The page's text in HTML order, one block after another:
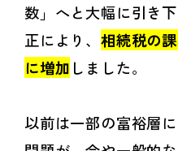
数」へと大幅に引き
正により、 相続税の
に増加 しました。
以前は一部の富裕層